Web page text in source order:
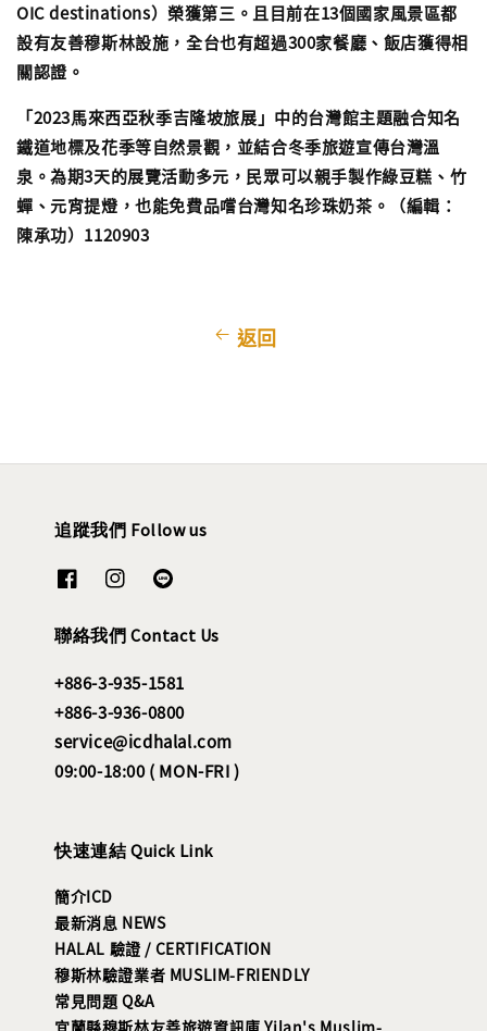
OIC destinations）榮獲第三。且目前在13個國家風景區都
設有友善穆斯林設施，全台也有超過300家餐廳、飯店獲得相
關認證。
「2023馬來西亞秋季吉隆坡旅展」中的台灣館主題融合知名
鐵道地標及花季等自然景觀，並結合冬季旅遊宣傳台灣溫
泉。為期3天的展覽活動多元，民眾可以親手製作綠豆糕、竹
蟬、元宵提燈，也能免費品嚐台灣知名珍珠奶茶。（編輯：
陳承功）1120903
返回
追蹤我們 Follow us
聯絡我們 Contact Us
+886-3-935-1581
+886-3-936-0800
service@icdhalal.com
09:00-18:00 ( MON-FRI )
快速連結 Quick Link
簡介ICD
最新消息 NEWS
HALAL 驗證 / CERTIFICATION
穆斯林驗證業者 MUSLIM-FRIENDLY
常見問題 Q&A
宜蘭縣穆斯林友善旅遊資訊庫 Yilan's Muslim-